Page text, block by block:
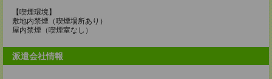
【喫煙環境】
敷地内禁煙（喫煙場所あり）
屋内禁煙（喫煙室なし）
派遣会社情報